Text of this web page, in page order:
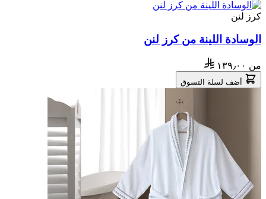
كرز لنن
الوسادة اللينة من كرز لنن
من ١٣٩٫٠٠
أضف لسلة التسوق